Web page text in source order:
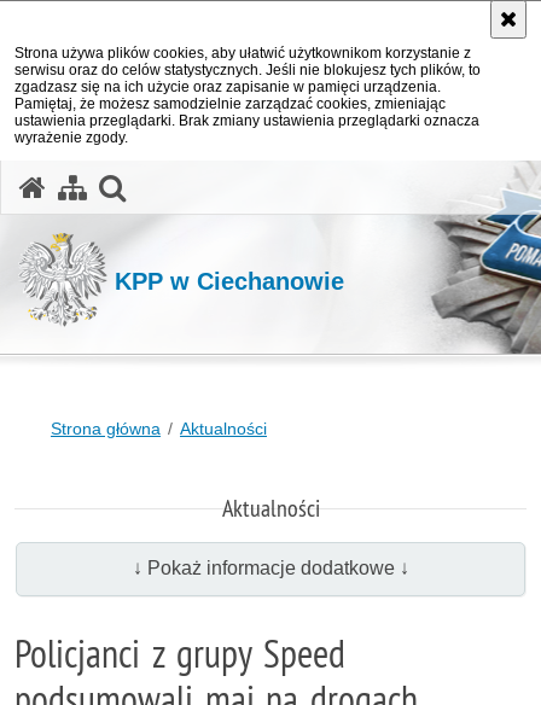
Strona używa plików cookies, aby ułatwić użytkownikom korzystanie z
serwisu oraz do celów statystycznych. Jeśli nie blokujesz tych plików, to
zgadzasz się na ich użycie oraz zapisanie w pamięci urządzenia.
Pamiętaj, że możesz samodzielnie zarządzać cookies, zmieniając
ustawienia przeglądarki. Brak zmiany ustawienia przeglądarki oznacza
wyrażenie zgody.
KPP w Ciechanowie
Strona główna Aktualności
Aktualności
↓ Pokaż informacje dodatkowe ↓
Policjanci z grupy Speed